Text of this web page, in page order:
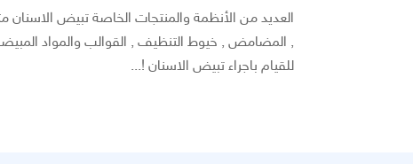
العديد من الأنظمة والمنتجات الخاصة تبيض
, المضامض , خيوط التنظيف , القوالب والمواد
للقيام باجراء تبيض الاسنان !...